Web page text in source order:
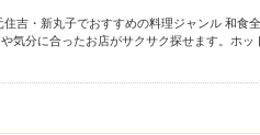
吉・新丸子でおすすめの料理ジャンル 和食
気分に合ったお店がサクサク探せます。ホッ
や季節のおすすめ料理など、お店の最新